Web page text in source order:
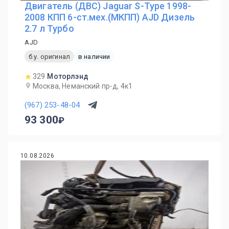
Двигатель (ДВС) Jaguar S-Type 1998-
2008 КПП 6-ст.мех.(МКПП) AJD Дизель
2.7 л Турбо
AJD
б.у. оригинал
в наличии
329 Моторлэнд
Москва, Неманский пр-д, 4к1
(967) 253-48-04
93 300
10.08.2026